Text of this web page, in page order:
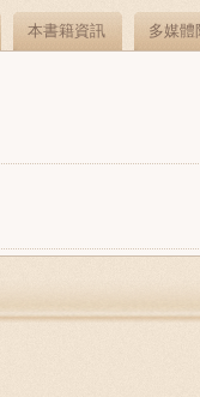
本書籍資訊 多媒體